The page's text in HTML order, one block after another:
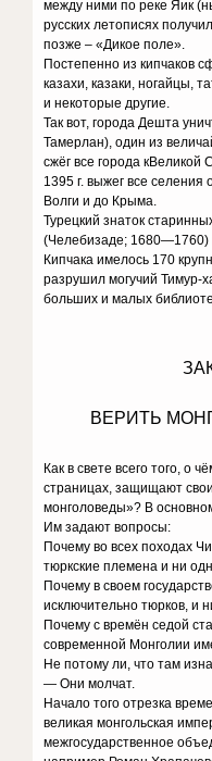
между ними по реке Яик
русских летописях
позже – «Дикое поле».
Постепенно из кипчаков
казахи, казаки, ногайцы,
и некоторые другие.
Так вот, города Дешта
Тамерлан), один из
сжёг все города кВеликой
1395 г. выжег все селения
Волги и до Крыма.
Турецкий знаток
(Челебизаде; 1680—1760)
Кипчака имелось 170
разрушил могучий Тимур-
больших и малых
ВЕРИТЬ
Как в свете всего того, о
страницах, защищают
монголоведы»? В
Им задают вопросы:
Почему во всех походах
тюркские племена и ни
Почему в своем
исключительно тюрков, и
Почему с времён седой
современной Монголии
Не потому ли, что там
— Они молчат.
Начало того отрезка
великая монгольская
межгосударственное